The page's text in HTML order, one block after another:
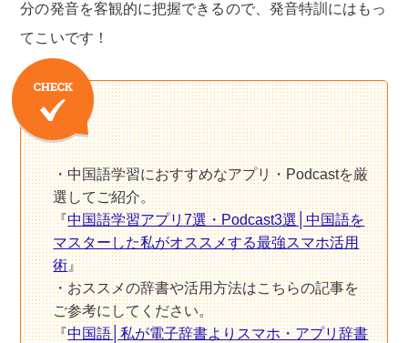
分の発音を客観的に把握できるので、発音特訓にはもっ
てこいです！
中国語学習におすすめなアプリ・Podcastを厳
選してご紹介。
『中国語学習アプリ7選・Podcast3選│中国語を
マスターした私がオススメする最強スマホ活用
術』
おススメの辞書や活用方法はこちらの記事を
ご参考にしてください。
『中国語│私が電子辞書よりスマホ・アプリ辞書